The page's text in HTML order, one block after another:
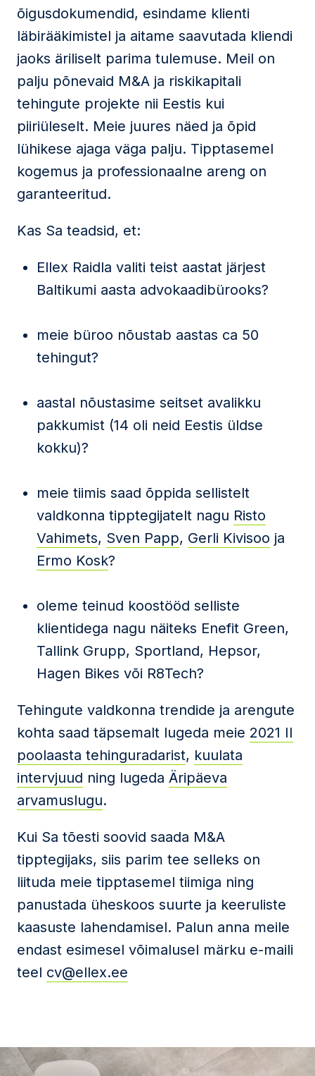
õigusdokumendid, esindame klienti
läbirääkimistel ja aitame saavutada kliendi
jaoks äriliselt parima tulemuse. Meil on
palju põnevaid M&A ja riskikapitali
tehingute projekte nii Eestis kui
piiriüleselt. Meie juures näed ja õpid
lühikese ajaga väga palju. Tipptasemel
kogemus ja professionaalne areng on
garanteeritud.
Kas Sa teadsid, et:
Ellex Raidla valiti teist aastat järjest
Baltikumi aasta advokaadibürooks?
meie büroo nõustab aastas ca 50
tehingut?
aastal nõustasime seitset avalikku
pakkumist (14 oli neid Eestis üldse
kokku)?
meie tiimis saad õppida sellistelt
valdkonna tipptegijatelt nagu Risto
Vahimets, Sven Papp, Gerli Kivisoo ja
Ermo Kosk?
oleme teinud koostööd selliste
klientidega nagu näiteks Enefit Green,
Tallink Grupp, Sportland, Hepsor,
Hagen Bikes või R8Tech?
Tehingute valdkonna trendide ja arengute
kohta saad täpsemalt lugeda meie 2021 II
poolaasta tehinguradarist, kuulata
intervjuud ning lugeda Äripäeva
arvamuslugu.
Kui Sa tõesti soovid saada M&A
tipptegijaks, siis parim tee selleks on
liituda meie tipptasemel tiimiga ning
panustada üheskoos suurte ja keeruliste
kaasuste lahendamisel. Palun anna meile
endast esimesel võimalusel märku e-maili
teel cv@ellex.ee